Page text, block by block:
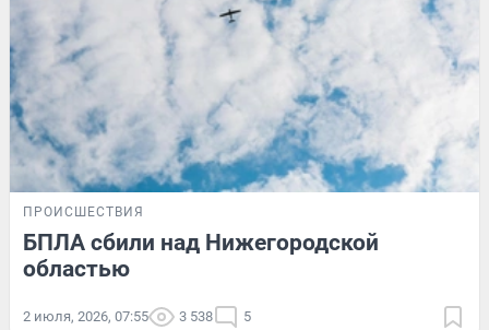
ПРОИСШЕСТВИЯ
БПЛА сбили над Нижегородской
областью
2 июля, 2026, 07:55 3 538 5